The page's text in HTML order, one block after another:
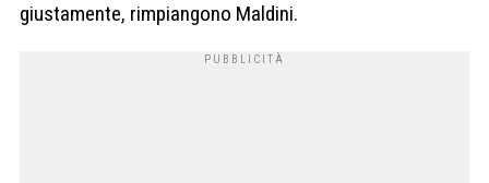
giustamente, rimpiangono Maldini.